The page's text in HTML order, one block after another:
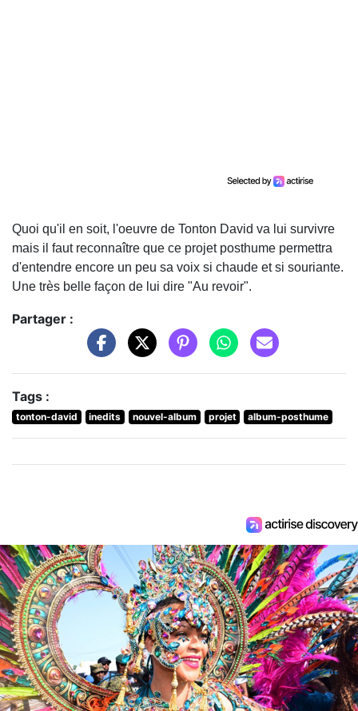
Quoi qu'il en soit, l'oeuvre de Tonton David va lui survivre
mais il faut reconnaître que ce projet posthume permettra
d'entendre encore un peu sa voix si chaude et si souriante.
Une très belle façon de lui dire "Au revoir".
Partager :
Tags :
tonton-david inedits nouvel-album projet album-posthume